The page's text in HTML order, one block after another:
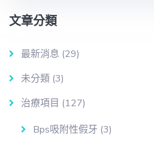
文章分類
最新消息 (29)
未分類 (3)
治療項目 (127)
Bps吸附性假牙 (3)